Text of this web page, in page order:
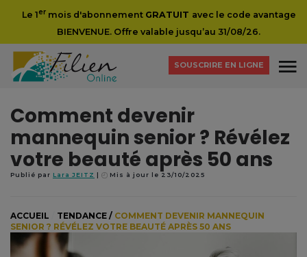
Le 1ermois d'abonnement GRATUIT avec le code avantage
BIENVENUE. Offre valable jusqu’au 31/08/26.
SOUSCRIRE EN LIGNE
Publié par Lara JEITZ Mis à jour le 23/10/2025
Comment devenir
mannequin senior ? Révélez
votre beauté après 50 ans
ACCUEIL TENDANCE / COMMENT DEVENIR MANNEQUIN
SENIOR ? RÉVÉLEZ VOTRE BEAUTÉ APRÈS 50 ANS